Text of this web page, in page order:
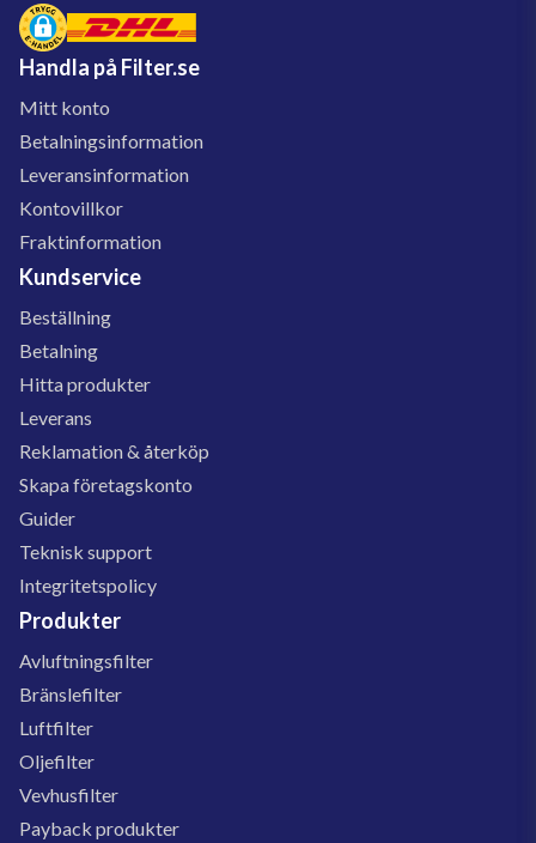
Handla på Filter.se
Mitt konto
Betalningsinformation
Leveransinformation
Kontovillkor
Fraktinformation
Kundservice
Beställning
Betalning
Hitta produkter
Leverans
Reklamation & återköp
Skapa företagskonto
Guider
Teknisk support
Integritetspolicy
Produkter
Avluftningsfilter
Bränslefilter
Luftfilter
Oljefilter
Vevhusfilter
Payback produkter